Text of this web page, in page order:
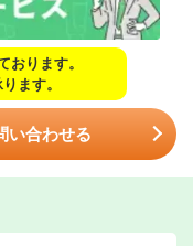
おります。
ます。
い合わせる